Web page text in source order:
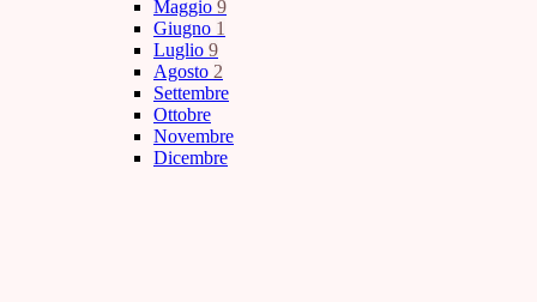
Maggio 9
Giugno 1
Luglio 9
Agosto 2
Settembre
Ottobre
Novembre
Dicembre